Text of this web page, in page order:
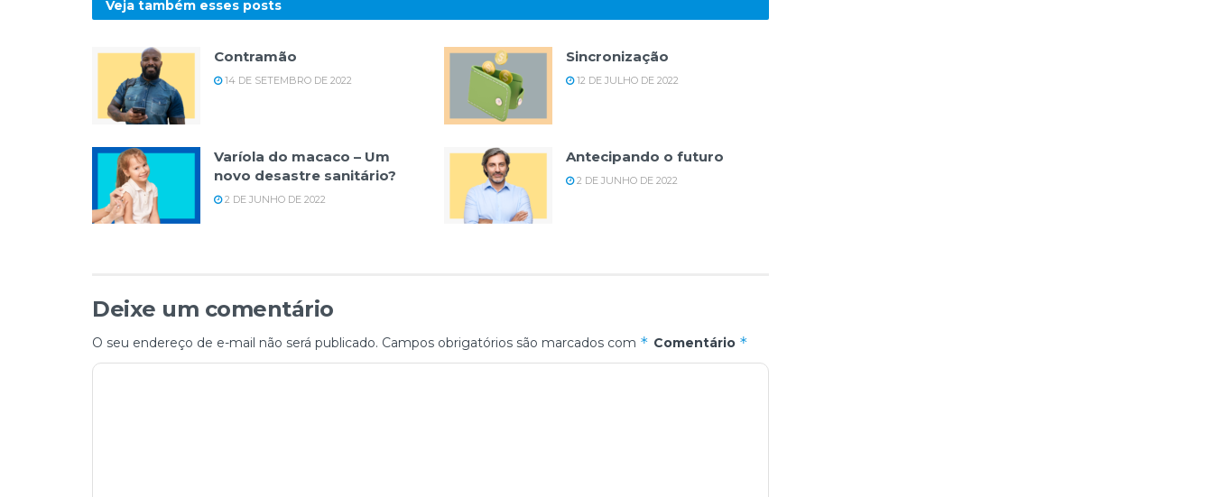
Veja também esses posts
Contramão
14 DE SETEMBRO DE 2022
Sincronização
12 DE JULHO DE 2022
Varíola do macaco – Um
novo desastre sanitário?
2 DE JUNHO DE 2022
Antecipando o futuro
2 DE JUNHO DE 2022
Deixe um comentário
O seu endereço de e-mail não será publicado. Campos obrigatórios são marcados com * Comentário *